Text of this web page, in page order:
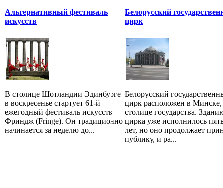
Альтернативный фестиваль
искусств
В столице Шотландии Эдинбурге
в воскресенье стартует 61-й
ежегодный фестиваль искусств
Фриндж (Fringe). Он традиционно
начинается за неделю до...
Белорусский
цирк
Белорусский
цирк расположен в Минске,
столице государства.
цирка уже исполнилось
лет, но оно продолжает
публику, и ра...